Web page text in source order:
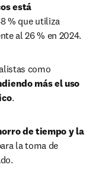
está
% que utiliza
al 26 % en 2024.
como
más el uso
.
de tiempo y la
la toma de